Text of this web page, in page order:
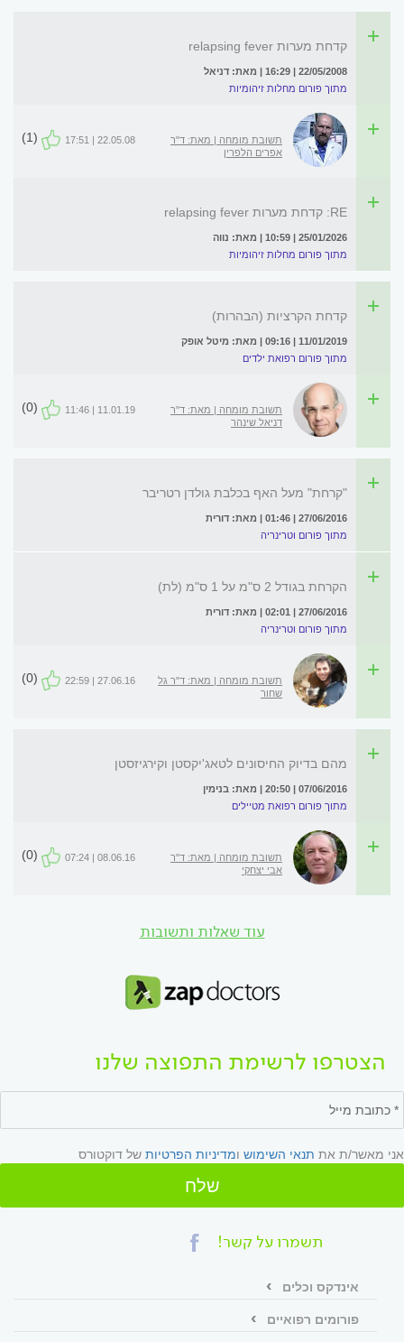
קדחת מערות relapsing fever
22/05/2008 | 16:29 | מאת: דניאל
מתוך פורום מחלות זיהומיות
תשובת מומחה | מאת: ד"ר
אפרים הלפרין
22.05.08 | 17:51
(1)
RE: קדחת מערות relapsing fever
25/01/2026 | 10:59 | מאת: נווה
מתוך פורום מחלות זיהומיות
קדחת הקרציות (הבהרות)
11/01/2019 | 09:16 | מאת: מיטל אופק
מתוך פורום רפואת ילדים
תשובת מומחה | מאת: ד"ר
דניאל שינהר
11.01.19 | 11:46
(0)
"קרחת" מעל האף בכלבת גולדן רטריבר
27/06/2016 | 01:46 | מאת: דורית
מתוך פורום וטרינריה
הקרחת בגודל 2 ס"מ על 1 ס"מ (לת)
27/06/2016 | 02:01 | מאת: דורית
מתוך פורום וטרינריה
תשובת מומחה | מאת: ד"ר גל
שחור
27.06.16 | 22:59
(0)
מהם בדיוק החיסונים לטאג'יקסטן וקירגיזסטן
07/06/2016 | 20:50 | מאת: בנימין
מתוך פורום רפואת מטיילים
תשובת מומחה | מאת: ד"ר
אבי יצחקי
08.06.16 | 07:24
(0)
עוד שאלות ותשובות
הצטרפו לרשימת התפוצה שלנו
אני מאשר/ת את תנאי השימוש ומדיניות הפרטיות של דוקטורס
שלח
תשמרו על קשר!
אינדקס וכלים
פורומים רפואיים